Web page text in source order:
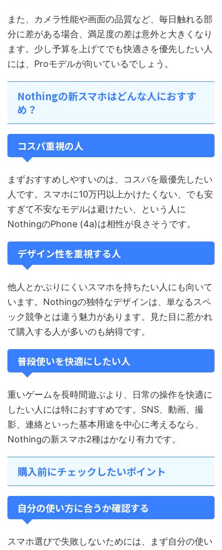
また、カメラ性能や画面の品質など、毎日触れる部
分に差がある場合、満足度の差は意外と大きくなり
ます。少し予算を上げてでも快適さを優先したい人
には、Proモデルが向いているでしょう。
Nothingの新スマホはどんな人におすす
め？
コスパ重視の人
まずおすすめしやすいのは、コスパを最優先したい
人です。スマホに10万円以上かけたくない、でも安
すぎて不安なモデルは避けたい、という人に
NothingのPhone (4a)は相性が良さそうです。
デザイン性を重視する人
他人とかぶりにくいスマホを持ちたい人にも向いて
います。Nothingの独特なデザインは、単なるスペ
ック競争とは違う魅力があります。見た目に惹かれ
て購入する人が多いのも納得です。
普段使いを快適にしたい人
重いゲームを長時間遊ぶより、日常の操作を快適に
したい人には特におすすめです。SNS、動画、撮
影、連絡といった基本用途を中心に考えるなら、
Nothingの新スマホ2種はかなり有力です。
購入前にチェックしたいポイント
自分の使い方に合うか確認する
スマホ選びで失敗しないためには、まず自分の使い